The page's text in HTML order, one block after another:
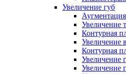
Увеличение губ
Увеличение
Контурная
Увеличение
Контурная
Увеличение
Увеличение